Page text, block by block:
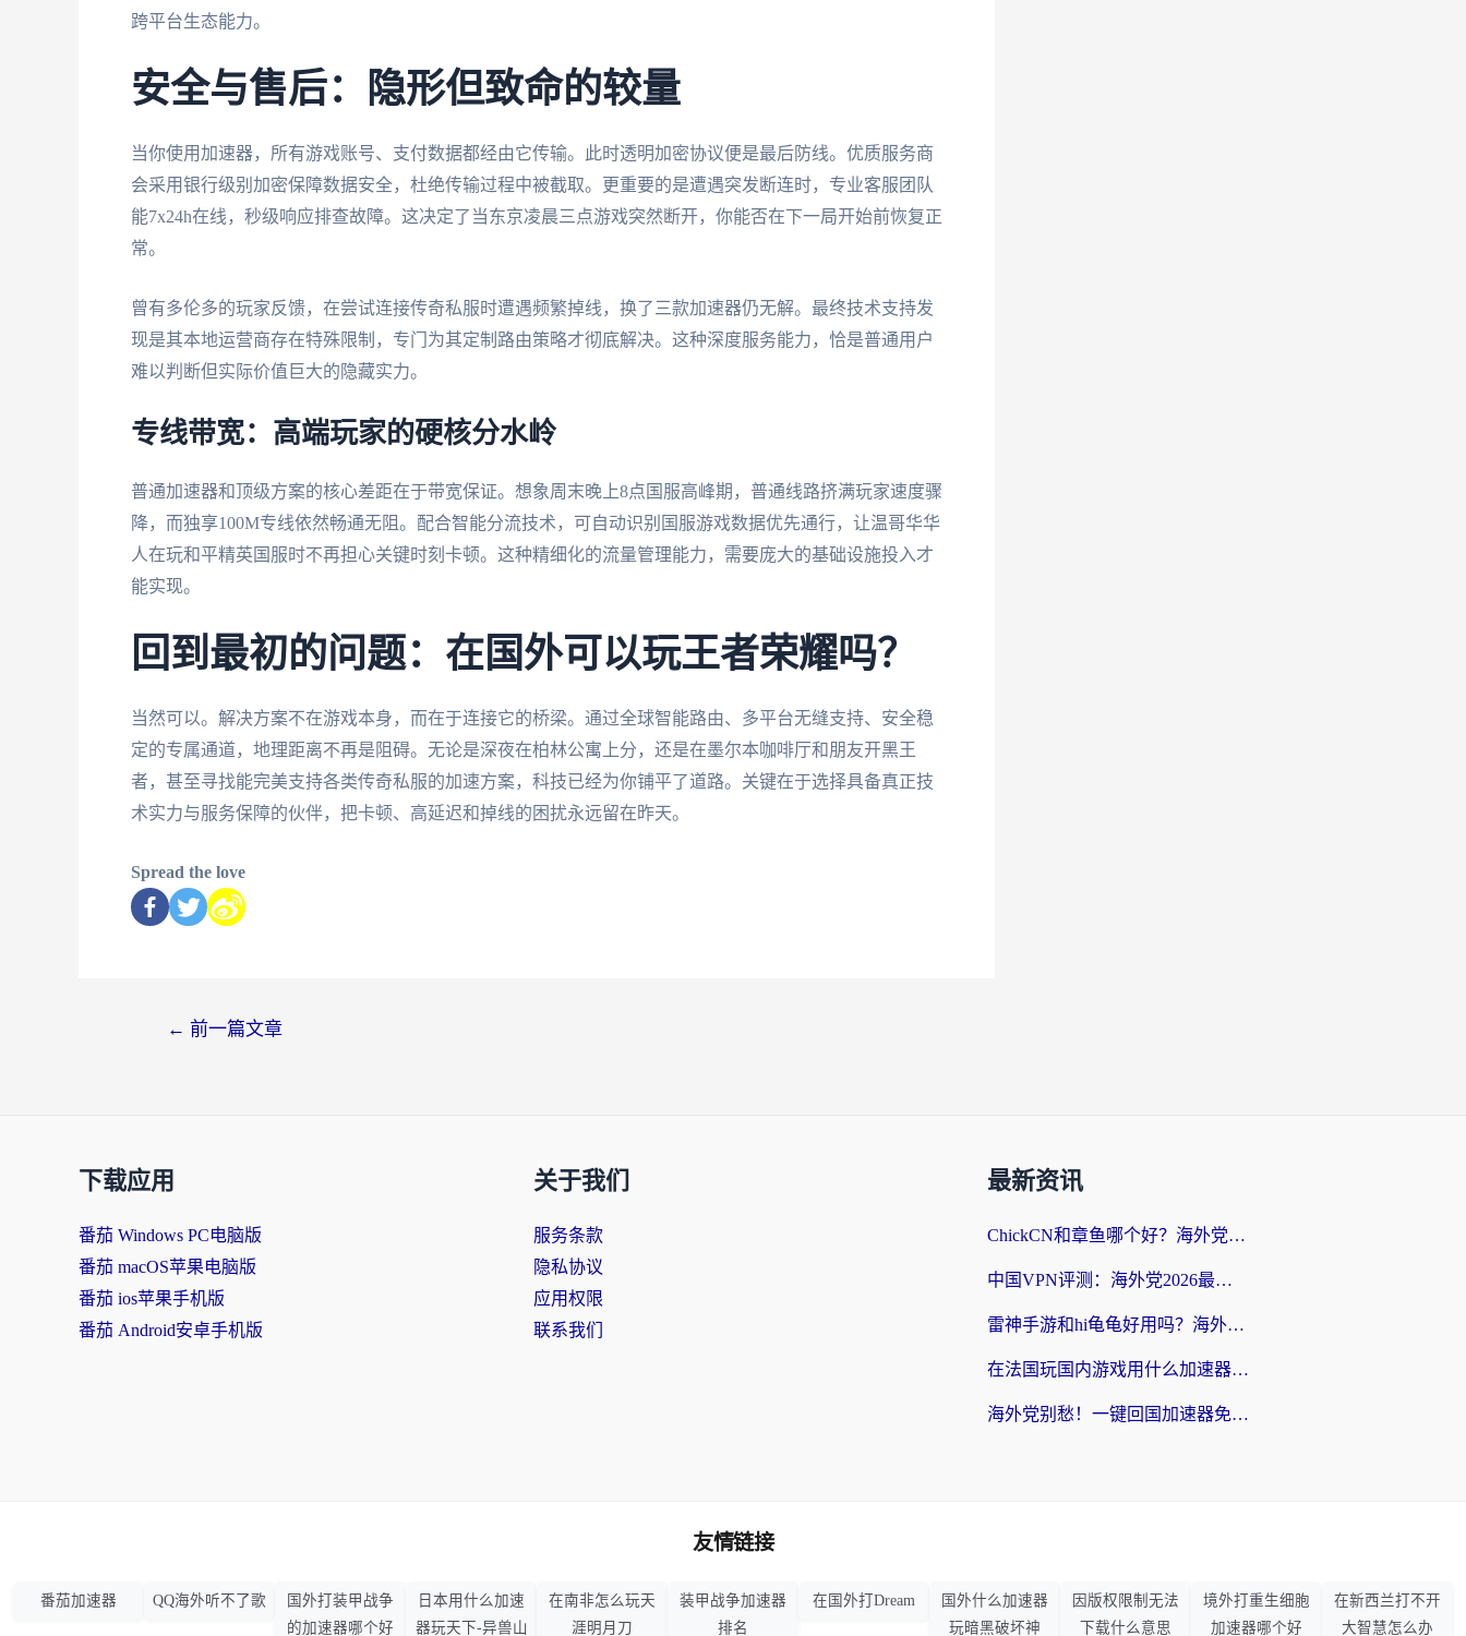
跨平台生态能力。
安全与售后：隐形但致命的较量
当你使用加速器，所有游戏账号、支付数据都经由它传输。此时透明加密协议便是最后防线。优质服务商
会采用银行级别加密保障数据安全，杜绝传输过程中被截取。更重要的是遭遇突发断连时，专业客服团队
能7x24h在线，秒级响应排查故障。这决定了当东京凌晨三点游戏突然断开，你能否在下一局开始前恢复正
常。
曾有多伦多的玩家反馈，在尝试连接传奇私服时遭遇频繁掉线，换了三款加速器仍无解。最终技术支持发
现是其本地运营商存在特殊限制，专门为其定制路由策略才彻底解决。这种深度服务能力，恰是普通用户
难以判断但实际价值巨大的隐藏实力。
专线带宽：高端玩家的硬核分水岭
普通加速器和顶级方案的核心差距在于带宽保证。想象周末晚上8点国服高峰期，普通线路挤满玩家速度骤
降，而独享100M专线依然畅通无阻。配合智能分流技术，可自动识别国服游戏数据优先通行，让温哥华华
人在玩和平精英国服时不再担心关键时刻卡顿。这种精细化的流量管理能力，需要庞大的基础设施投入才
能实现。
回到最初的问题：在国外可以玩王者荣耀吗？
当然可以。解决方案不在游戏本身，而在于连接它的桥梁。通过全球智能路由、多平台无缝支持、安全稳
定的专属通道，地理距离不再是阻碍。无论是深夜在柏林公寓上分，还是在墨尔本咖啡厅和朋友开黑王
者，甚至寻找能完美支持各类传奇私服的加速方案，科技已经为你铺平了道路。关键在于选择具备真正技
术实力与服务保障的伙伴，把卡顿、高延迟和掉线的困扰永远留在昨天。
Spread the love
← 前一篇文章
下载应用
番茄 Windows PC电脑版
番茄 macOS苹果电脑版
番茄 ios苹果手机版
番茄 Android安卓手机版
关于我们
服务条款
隐私协议
应用权限
联系我们
最新资讯
ChickCN和章鱼哪个好？海外党选回国加速器的3个关键维度 + 实用避坑指南
中国VPN评测：海外党2026最全回国加速器选择指南，告别地区限制不踩坑
雷神手游和hi龟龟好用吗？海外党亲测3款回国加速器，教你选对国外到国内加速器
在法国玩国内游戏用什么加速器？2026实测解决延迟卡顿的实用指南
海外党别愁！一键回国加速器免费版怎么选？从踩坑到流畅访问的全攻略
友情链接
番茄加速器 QQ海外听不了歌
国外打装甲战争
的加速器哪个好
日本用什么加速
器玩天下-异兽山
在南非怎么玩天
涯明月刀
装甲战争加速器
排名
在国外打Dream
国外什么加速器
玩暗黑破坏神
因版权限制无法
下载什么意思
境外打重生细胞
加速器哪个好
在新西兰打不开
大智慧怎么办